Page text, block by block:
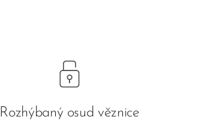
Rozhýbaný osud věznice